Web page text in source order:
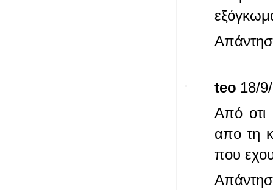
teo 18/
Από οτι
απο τη
που